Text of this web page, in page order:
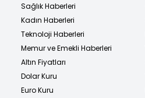
Sağlık Haberleri
Kadın Haberleri
Teknoloji Haberleri
Memur ve Emekli Haberleri
Altın Fiyatları
Dolar Kuru
Euro Kuru